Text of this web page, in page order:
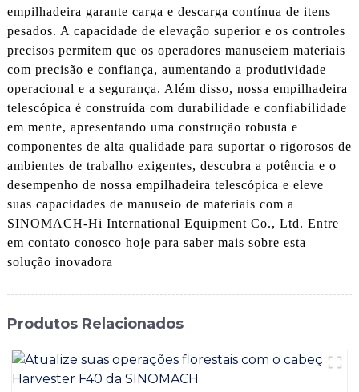
empilhadeira garante carga e descarga contínua de itens
pesados. A capacidade de elevação superior e os controles
precisos permitem que os operadores manuseiem materiais
com precisão e confiança, aumentando a produtividade
operacional e a segurança. Além disso, nossa empilhadeira
telescópica é construída com durabilidade e confiabilidade
em mente, apresentando uma construção robusta e
componentes de alta qualidade para suportar o rigorosos de
ambientes de trabalho exigentes, descubra a potência e o
desempenho de nossa empilhadeira telescópica e eleve
suas capacidades de manuseio de materiais com a
SINOMACH-Hi International Equipment Co., Ltd. Entre
em contato conosco hoje para saber mais sobre esta
solução inovadora
Produtos Relacionados